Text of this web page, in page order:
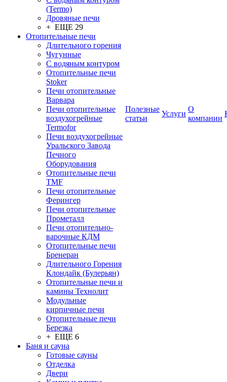
(Termo)
Дровяные печи
+ ЕЩЕ 29
Отопительные печи
Длительного горения
Чугунные
C водяным контуром
Отопительные печи
Stoker
Печи отопительные
Варвара
Печи отопительные
воздухогрейные
Termofor
Печи воздухогрейные
Уральского Завода
Печного
Оборудования
Отопительные печи
TMF
Печи отопительные
Ферингер
Печи отопительные
Прометалл
Печи отопительно-
варочные КДМ
Отопительные печи
Бренеран
Длительного Горения
Клондайк (Булерьян)
Отопительные печи и
камины Технолит
Модульные
кирпичные печи
Отопительные печи
Березка
+ ЕЩЕ 6
Баня и сауна
Готовые сауны
Отделка
Двери
Полезные
статьи
Услуги
О
компании